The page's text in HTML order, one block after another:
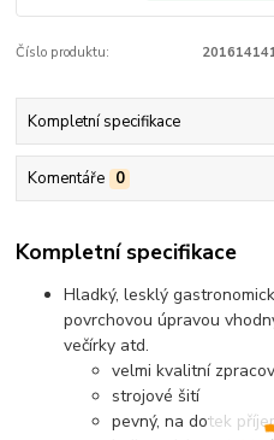
Číslo produktu:
Kompletní specifikace
Komentáře 0
Kompletní specifikace
Hladký, lesklý
povrchovou úpravou
večírky atd.
velmi kvalitní
strojové šití
pevný, na dotek